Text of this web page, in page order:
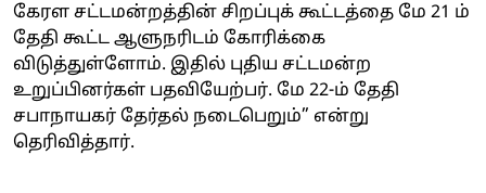
கேரள சட்டமன்றத்தின் சிறப்புக் கூட்டத்தை மே 21 ம்
தேதி கூட்ட ஆளுநரிடம் கோரிக்கை
விடுத்துள்ளோம். இதில் புதிய சட்டமன்ற
உறுப்பினர்கள் பதவியேற்பர். மே 22-ம் தேதி
சபாநாயகர் தேர்தல் நடைபெறும்” என்று
தெரிவித்தார்.